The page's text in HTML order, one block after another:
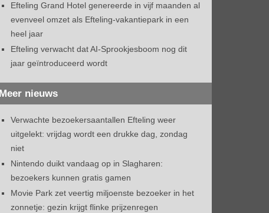
Efteling Grand Hotel genereerde in vijf maanden al
evenveel omzet als Efteling-vakantiepark in een
heel jaar
Efteling verwacht dat AI-Sprookjesboom nog dit
jaar geïntroduceerd wordt
Meer nieuws
Verwachte bezoekersaantallen Efteling weer
uitgelekt: vrijdag wordt een drukke dag, zondag
niet
Nintendo duikt vandaag op in Slagharen:
bezoekers kunnen gratis gamen
Movie Park zet veertig miljoenste bezoeker in het
zonnetje: gezin krijgt flinke prijzenregen